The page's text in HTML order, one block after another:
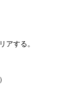
アする。